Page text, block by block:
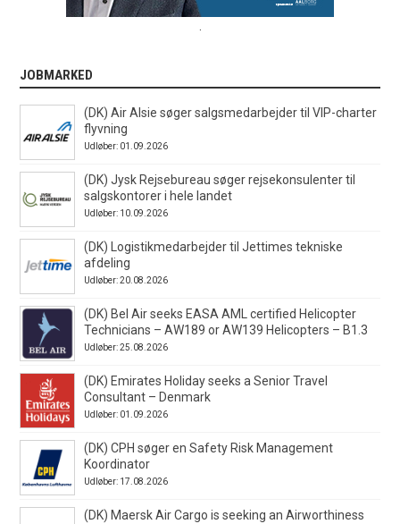
JOBMARKED
(DK) Air Alsie søger salgsmedarbejder til VIP-charter
flyvning
Udløber: 01.09.2026
(DK) Jysk Rejsebureau søger rejsekonsulenter til
salgskontorer i hele landet
Udløber: 10.09.2026
(DK) Logistikmedarbejder til Jettimes tekniske
afdeling
Udløber: 20.08.2026
(DK) Bel Air seeks EASA AML certified Helicopter
Technicians – AW189 or AW139 Helicopters – B1.3
Udløber: 25.08.2026
(DK) Emirates Holiday seeks a Senior Travel
Consultant – Denmark
Udløber: 01.09.2026
(DK) CPH søger en Safety Risk Management
Koordinator
Udløber: 17.08.2026
(DK) Maersk Air Cargo is seeking an Airworthiness